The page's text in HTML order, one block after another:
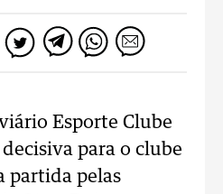
Esporte Clube
para o clube
partida pelas